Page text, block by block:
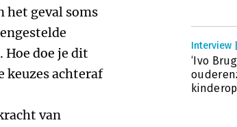
het geval soms
doe je dit
keuzes achteraf
van
Interview |
‘Ivo